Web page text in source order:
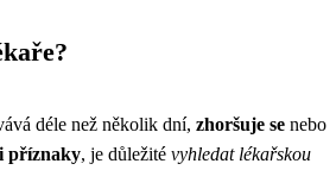
déle než několik dní, zhoršuje se nebo
příznaky, je důležité vyhledat lékařskou